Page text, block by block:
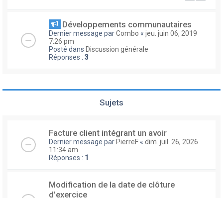
Développements communautaires
Dernier message parCombo « jeu. juin 06, 2019
7:26 pm
Posté dans Discussion générale
Réponses : 3
Sujets
Facture client intégrant un avoir
Dernier message parPierreF « dim. juil. 26, 2026
11:34 am
Réponses : 1
Modification de la date de clôture
d'exercice